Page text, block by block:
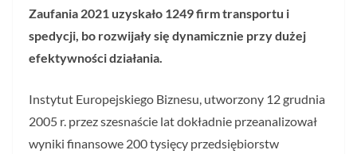
Zaufania 2021 uzyskało 1249 firm transportu i
spedycji, bo rozwijały się dynamicznie przy dużej
efektywności działania.
Instytut Europejskiego Biznesu, utworzony 12 grudnia
2005 r. przez szesnaście lat dokładnie przeanalizował
wyniki finansowe 200 tysięcy przedsiębiorstw